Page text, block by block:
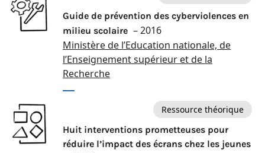
Guide de prévention des cyberviolences en
milieu scolaire – 2016
Ministère de l’Education nationale, de
l’Enseignement supérieur et de la
Recherche
Ressource théorique
Huit interventions prometteuses pour
réduire l’impact des écrans chez les jeunes